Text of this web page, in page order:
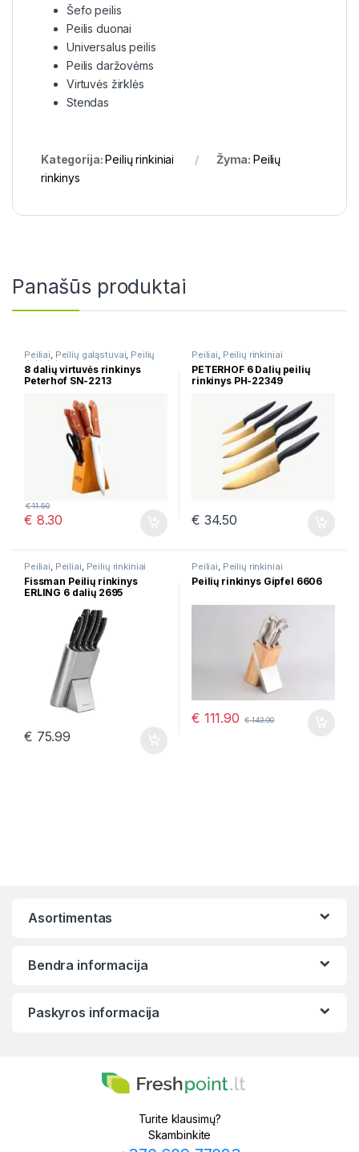
Šefo peilis
Peilis duonai
Universalus peilis
Peilis daržovėms
Virtuvės žirklės
Stendas
Kategorija:Peilių rinkiniai Žyma: Peilių
rinkinys
Panašūs produktai
Peiliai, Peilių galąstuvai, Peilių
rinkiniai
8 dalių virtuvės rinkinys
Peterhof SN-2213
€ 8.30
€11.50
Peiliai, Peilių rinkiniai
PETERHOF 6 Dalių peilių
rinkinys PH-22349
€ 34.50
Peiliai, Peiliai, Peilių rinkiniai
Fissman Peilių rinkinys
ERLING 6 dalių 2695
€ 75.99
Peiliai, Peilių rinkiniai
Peilių rinkinys Gipfel 6606
€ 111.90 €143.90
Asortimentas
Bendra informacija
Paskyros informacija
Turite klausimų?
Skambinkite